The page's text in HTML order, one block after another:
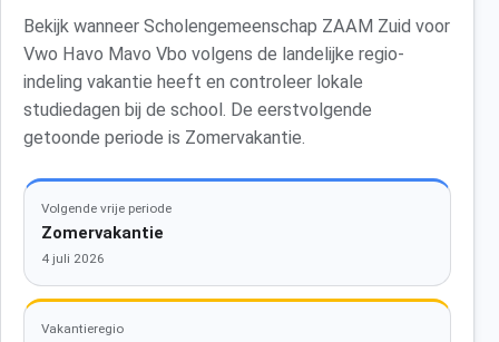
Bekijk wanneer Scholengemeenschap ZAAM Zuid voor
Vwo Havo Mavo Vbo volgens de landelijke regio-
indeling vakantie heeft en controleer lokale
studiedagen bij de school. De eerstvolgende
getoonde periode is Zomervakantie.
Volgende vrije periode
Zomervakantie
4 juli 2026
Vakantieregio